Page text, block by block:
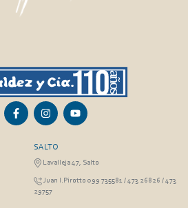
SALTO
Lavalleja 47, Salto
Juan I.Pirotto 099 735581 / 473 26826 / 473
29757